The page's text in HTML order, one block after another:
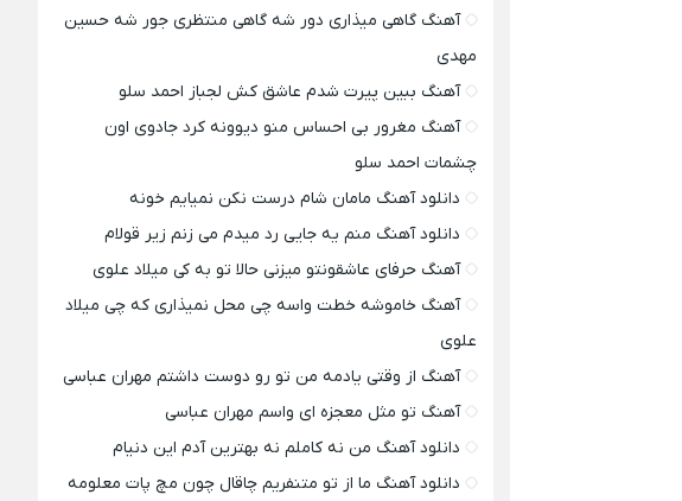
آهنگ گاهی میذاری دور شه گاهی منتظری جور شه حسین
مهدی
آهنگ ببین پیرت شدم عاشق کش لجباز احمد سلو
آهنگ مغرور بی احساس منو دیوونه کرد جادوی اون
چشمات احمد سلو
دانلود آهنگ مامان شام درست نکن نمیایم خونه
دانلود آهنگ منم یه جایی رد میدم می زنم زیر قولام
آهنگ حرفای عاشقونتو میزنی حالا تو به کی میلاد علوی
آهنگ خاموشه خطت واسه چی محل نمیذاری که چی میلاد
علوی
آهنگ از وقتی یادمه من تو رو دوست داشتم مهران عباسی
آهنگ تو مثل معجزه ای واسم مهران عباسی
دانلود آهنگ من نه کاملم نه بهترین آدم این دنیام
دانلود آهنگ ما از تو متنفریم چاقال چون مچ پات معلومه